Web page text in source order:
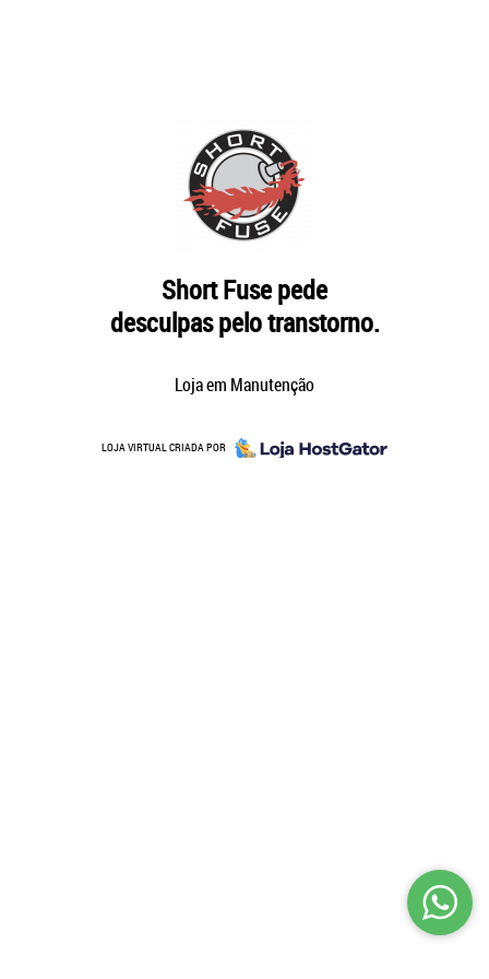
Short Fuse pede
desculpas pelo transtorno.
Loja em Manutenção
LOJA VIRTUAL CRIADA POR